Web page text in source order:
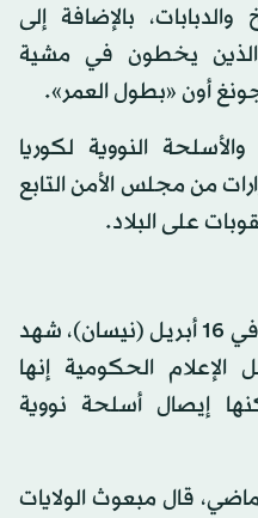
بالإضافة إلى
الذين يخطون في مشية
أون «بطول العمر».
النووية لكوريا
من مجلس الأمن التابع
على البلاد.
وفي أحدث اختبارات الأسلحة في 16 أبريل (نيسان)، شهد
الحكومية إنها
إيصال أسلحة نووية
قال مبعوث الولايات